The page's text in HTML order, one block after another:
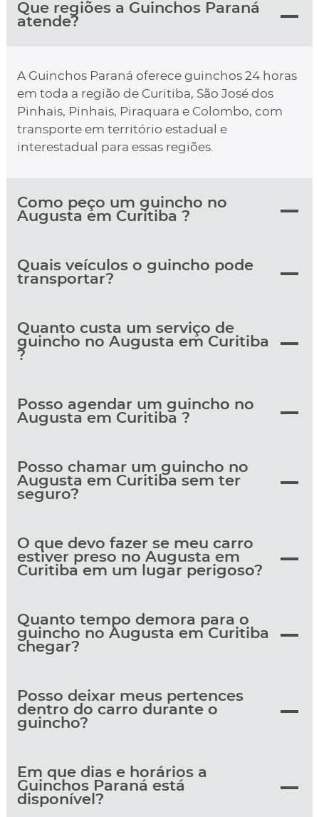
Que regiões a Guinchos Paraná
atende?
A Guinchos Paraná oferece guinchos 24 horas
em toda a região de Curitiba, São José dos
Pinhais, Pinhais, Piraquara e Colombo, com
transporte em território estadual e
interestadual para essas regiões.
Como peço um guincho no
Augusta em Curitiba ?
Quais veículos o guincho pode
transportar?
Quanto custa um serviço de
guincho no Augusta em Curitiba
?
Posso agendar um guincho no
Augusta em Curitiba ?
Posso chamar um guincho no
Augusta em Curitiba sem ter
seguro?
O que devo fazer se meu carro
estiver preso no Augusta em
Curitiba em um lugar perigoso?
Quanto tempo demora para o
guincho no Augusta em Curitiba
chegar?
Posso deixar meus pertences
dentro do carro durante o
guincho?
Em que dias e horários a
Guinchos Paraná está
disponível?